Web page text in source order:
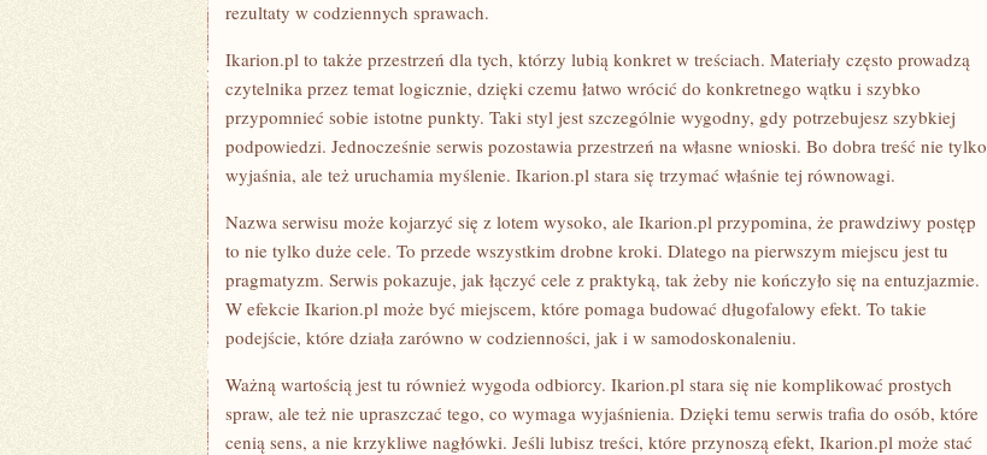
rezultaty w codziennych sprawach.
Ikarion.pl to także przestrzeń dla tych, którzy lubią konkret w treściach. Materiały często prowadzą
czytelnika przez temat logicznie, dzięki czemu łatwo wrócić do konkretnego wątku i szybko
przypomnieć sobie istotne punkty. Taki styl jest szczególnie wygodny, gdy potrzebujesz szybkiej
podpowiedzi. Jednocześnie serwis pozostawia przestrzeń na własne wnioski. Bo dobra treść nie tylko
wyjaśnia, ale też uruchamia myślenie. Ikarion.pl stara się trzymać właśnie tej równowagi.
Nazwa serwisu może kojarzyć się z lotem wysoko, ale Ikarion.pl przypomina, że prawdziwy postęp
to nie tylko duże cele. To przede wszystkim drobne kroki. Dlatego na pierwszym miejscu jest tu
pragmatyzm. Serwis pokazuje, jak łączyć cele z praktyką, tak żeby nie kończyło się na entuzjazmie.
W efekcie Ikarion.pl może być miejscem, które pomaga budować długofalowy efekt. To takie
podejście, które działa zarówno w codzienności, jak i w samodoskonaleniu.
Ważną wartością jest tu również wygoda odbiorcy. Ikarion.pl stara się nie komplikować prostych
spraw, ale też nie upraszczać tego, co wymaga wyjaśnienia. Dzięki temu serwis trafia do osób, które
cenią sens, a nie krzykliwe nagłówki. Jeśli lubisz treści, które przynoszą efekt, Ikarion.pl może stać